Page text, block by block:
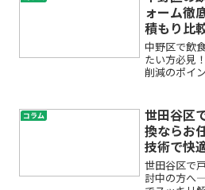
えて千代田
ォーム徹
積もり比
中野区で飲
たい方必見
削減のポイ
使い勝手
が気にな
ムにはどの
「業者選び
コラム
世田谷区
換ならお
技術で快
世田谷区で
討中の方へ